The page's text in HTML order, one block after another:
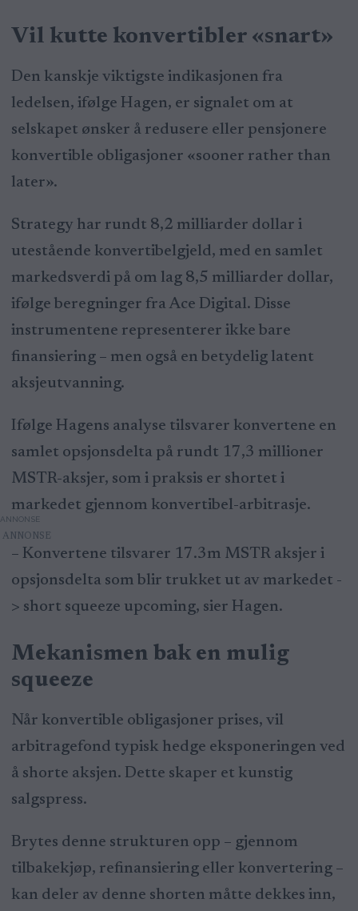
Vil kutte konvertibler «snart»
Den kanskje viktigste indikasjonen fra
ledelsen, ifølge Hagen, er signalet om at
selskapet ønsker å redusere eller pensjonere
konvertible obligasjoner «sooner rather than
later».
Strategy har rundt 8,2 milliarder dollar i
utestående konvertibelgjeld, med en samlet
markedsverdi på om lag 8,5 milliarder dollar,
ifølge beregninger fra Ace Digital. Disse
instrumentene representerer ikke bare
finansiering – men også en betydelig latent
aksjeutvanning.
Ifølge Hagens analyse tilsvarer konvertene en
samlet opsjonsdelta på rundt 17,3 millioner
MSTR-aksjer, som i praksis er shortet i
markedet gjennom konvertibel-arbitrasje.
ANNONSE
– Konvertene tilsvarer 17.3m MSTR aksjer i
opsjonsdelta som blir trukket ut av markedet -
> short squeeze upcoming, sier Hagen.
Mekanismen bak en mulig
squeeze
Når konvertible obligasjoner prises, vil
arbitragefond typisk hedge eksponeringen ved
å shorte aksjen. Dette skaper et kunstig
salgspress.
Brytes denne strukturen opp – gjennom
tilbakekjøp, refinansiering eller konvertering –
kan deler av denne shorten måtte dekkes inn,